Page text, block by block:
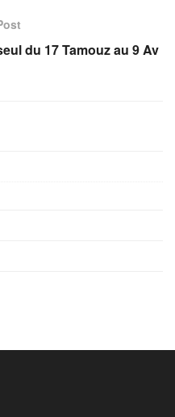
du 17 Tamouz au 9 Av